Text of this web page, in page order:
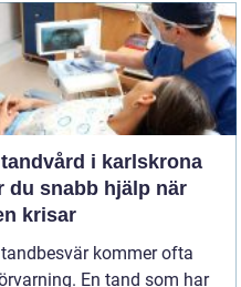
i karlskrona
du snabb hjälp när
krisar
kommer ofta
En tand som har